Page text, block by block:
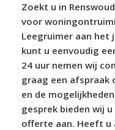
Zoekt u in
voor
Leegruimer aan het
kunt u eenvoudig
24 uur nemen wij
graag een afspraak
en de
gesprek bieden wij
offerte aan. Heeft u